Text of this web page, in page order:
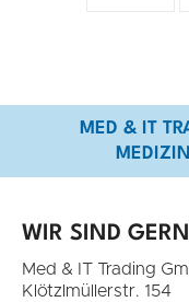
MED & IT
WIR SIND
Med & IT Trading
Klötzlmüllerstr. 154